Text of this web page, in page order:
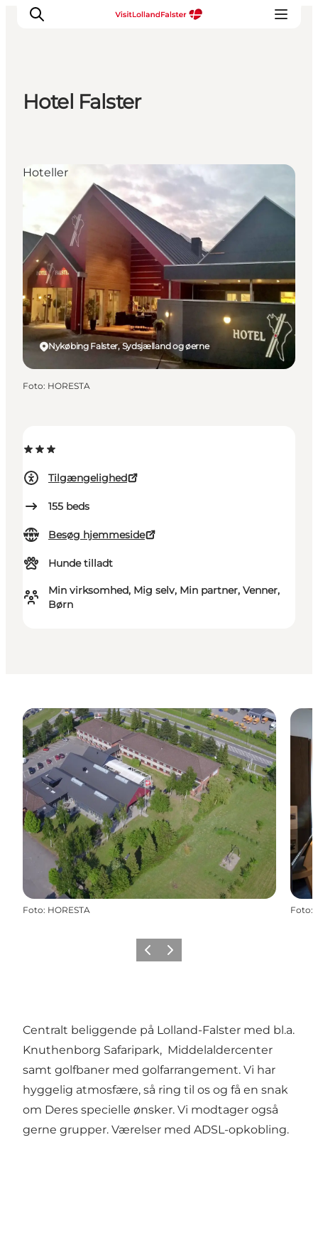
Kultur
Gastronomi
Planlæg din ferie
Hotel Falster
Tilgængelighed
155 beds
Besøg hjemmeside
Hunde tilladt
Min virksomhed, Mig selv, Min partner, Venner,
Børn
Nykøbing Falster, Sydsjælland og øerne
Hoteller
Foto: HORESTA
Foto: HORESTA Foto:
ForrigeNæste
Centralt beliggende på Lolland-Falster med bl.a.
Knuthenborg Safaripark, Middelaldercenter
samt golfbaner med golfarrangement. Vi har
hyggelig atmosfære, så ring til os og få en snak
om Deres specielle ønsker. Vi modtager også
gerne grupper. Værelser med ADSL-opkobling.